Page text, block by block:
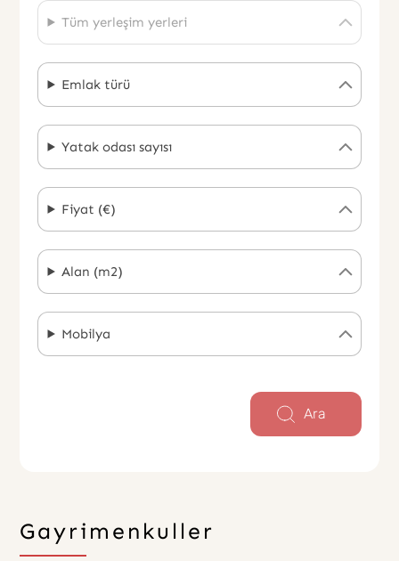
Tüm yerleşim yerleri
Ara
Emlak türü
Yatak odası sayısı
Fiyat (€)
Alan (m2)
Mobilya
Gayrimenkuller